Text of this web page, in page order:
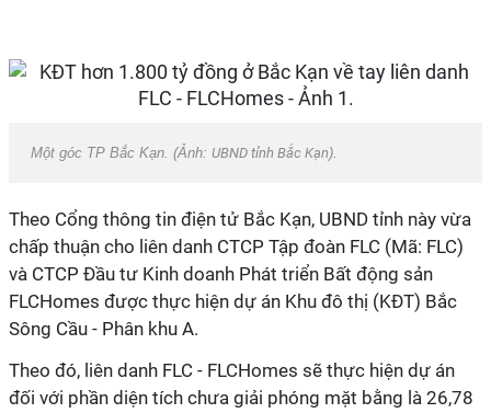
Một góc TP Bắc Kạn. (Ảnh: UBND tỉnh Bắc Kạn).
Theo Cổng thông tin điện tử Bắc Kạn, UBND tỉnh này vừa
chấp thuận cho liên danh CTCP Tập đoàn FLC (Mã: FLC)
và CTCP Đầu tư Kinh doanh Phát triển Bất động sản
FLCHomes được thực hiện dự án Khu đô thị (KĐT) Bắc
Sông Cầu - Phân khu A.
Theo đó, liên danh FLC - FLCHomes sẽ thực hiện dự án
đối với phần diện tích chưa giải phóng mặt bằng là 26,78